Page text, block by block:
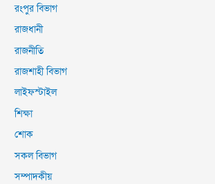
রংপুর বিভাগ
রাজধানী
রাজনীতি
রাজশাহী বিভাগ
লাইফস্টাইল
শিক্ষা
শোক
সকল বিভাগ
সম্পাদকীয়